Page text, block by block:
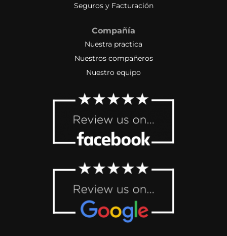
Seguros y Facturación
Compañía
Nuestra practica
Nuestros compañeros
Nuestro equipo